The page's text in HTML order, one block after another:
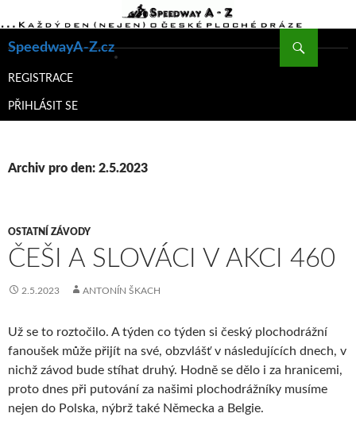
SpeedwayA-Z.cz
K
WEBU
REGISTRACE
PŘIHLÁSIT SE
Archiv pro den: 2.5.2023
OSTATNÍ ZÁVODY
ČEŠI A SLOVÁCI V AKCI 460
2.5.2023 ANTONÍN ŠKACH
Už se to roztočilo. A týden co týden si český plochodrážní
fanoušek může přijít na své, obzvlášť v následujících dnech, v
nichž závod bude stíhat druhý. Hodně se dělo i za hranicemi,
proto dnes při putování za našimi plochodrážníky musíme
nejen do Polska, nýbrž také Německa a Belgie.